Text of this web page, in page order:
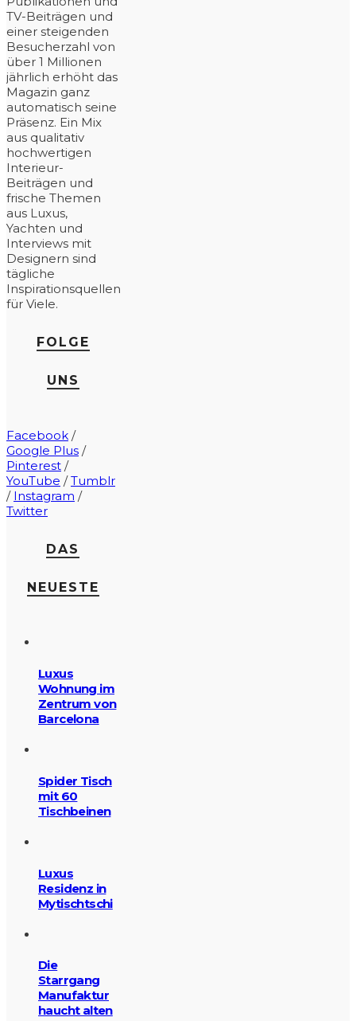
TV-Beiträgen und
einer steigenden
Besucherzahl von
über 1 Millionen
jährlich erhöht das
Magazin ganz
automatisch seine
Präsenz. Ein Mix
aus qualitativ
hochwertigen
Interieur-
Beiträgen und
frische Themen
aus Luxus,
Yachten und
Interviews mit
Designern sind
tägliche
Inspirationsquellen
für Viele.
FOLGE
UNS
Facebook /
Google Plus /
Pinterest /
YouTube /Tumblr
/ Instagram /
Twitter
DAS
NEUESTE
Luxus
Wohnung im
Zentrum von
Barcelona
Spider Tisch
mit 60
Tischbeinen
Luxus
Residenz in
Mytischtschi
Die
Starrgang
Manufaktur
haucht alten